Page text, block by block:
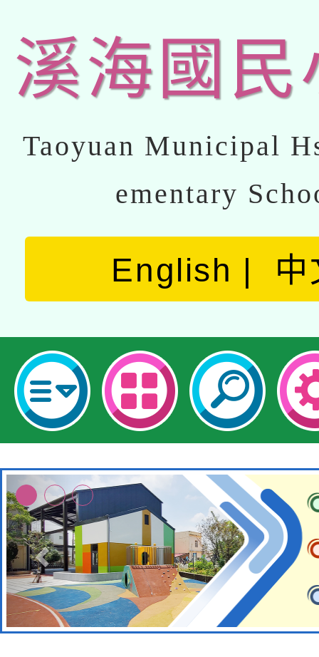
溪海國民
Taoyuan Municipal
ementary
English 中
本校115學年度第2次